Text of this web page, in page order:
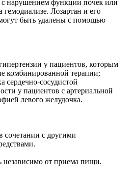
с нарушением функции почек или
Лозартан и его
быть удалены с помощью
у пациентов, которым
комбинированной терапии;
сердечно-сосудистой
у пациентов с артериальной
левого желудочка.
сочетании с другими
независимо от приема пищи.